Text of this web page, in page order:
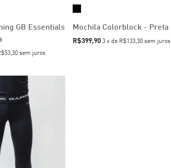
GB Essentials
sem juros
Mochila Colorblock - Preta
R$399,90 3 x de R$133,30 sem juros